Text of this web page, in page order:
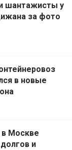
шантажисты у
за фото
в новые
в Москве
и